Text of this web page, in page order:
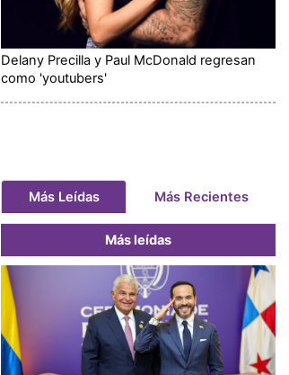
Delany Precilla y Paul McDonald regresan
como 'youtubers'
Más Leídas Más Recientes
Más leídas